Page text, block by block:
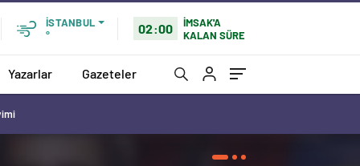
İSTANBUL
°
02:00
İMSAK'A
KALAN SÜRE
Yazarlar Gazeteler